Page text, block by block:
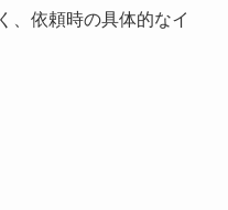
、依頼時の具体的なイ